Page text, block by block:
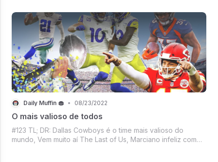
Betinha - mas do nosso jeitinho, Me
Daily Muffin 🧁 • 08/23/2022
O mais valioso de todos
#123 TL; DR: Dallas Cowboys é o time mais valioso do
mundo, Vem muito aí The Last of Us, Marciano infeliz com